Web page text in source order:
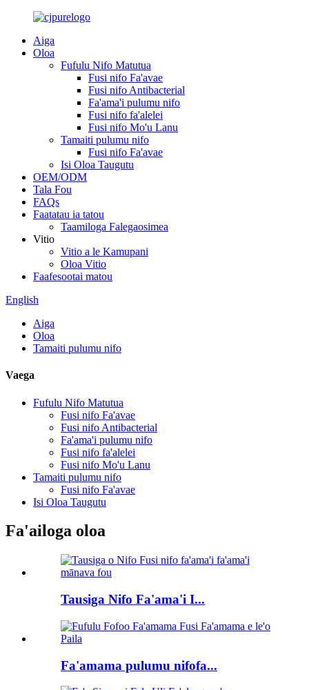
Aiga
Oloa
Fufulu Nifo Matutua
Fusi nifo Fa'avae
Fusi nifo Antibacterial
Fa'ama'i pulumu nifo
Fusi nifo fa'alelei
Fusi nifo Mo'u Lanu
Tamaiti pulumu nifo
Fusi nifo Fa'avae
Isi Oloa Taugutu
OEM/ODM
Tala Fou
FAQs
Faatatau ia tatou
Taamiloga Falegaosimea
Vitio
Vitio a le Kamupani
Oloa Vitio
Faafesootai matou
English
Aiga
Oloa
Tamaiti pulumu nifo
Vaega
Fufulu Nifo Matutua
Fusi nifo Fa'avae
Fusi nifo Antibacterial
Fa'ama'i pulumu nifo
Fusi nifo fa'alelei
Fusi nifo Mo'u Lanu
Tamaiti pulumu nifo
Fusi nifo Fa'avae
Isi Oloa Taugutu
Fa'ailoga oloa
Tausiga Nifo Fa'ama'i I...
Fa'amama pulumu nifofa...